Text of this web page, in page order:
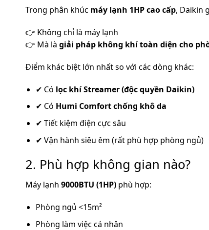
Trong phân khúc máy lạnh 1HP cao cấp, Daikin
👉 Không chỉ là máy lạnh
👉 Mà là giải pháp không khí toàn diện cho
Điểm khác biệt lớn nhất so với các dòng khác:
✔ Có lọc khí Streamer (độc quyền Daikin)
✔ Có Humi Comfort chống khô da
✔ Tiết kiệm điện cực sâu
✔ Vận hành siêu êm (rất phù hợp phòng ngủ)
2. Phù hợp không gian nào?
Máy lạnh 9000BTU (1HP) phù hợp:
Phòng ngủ <15m²
Phòng làm việc cá nhân